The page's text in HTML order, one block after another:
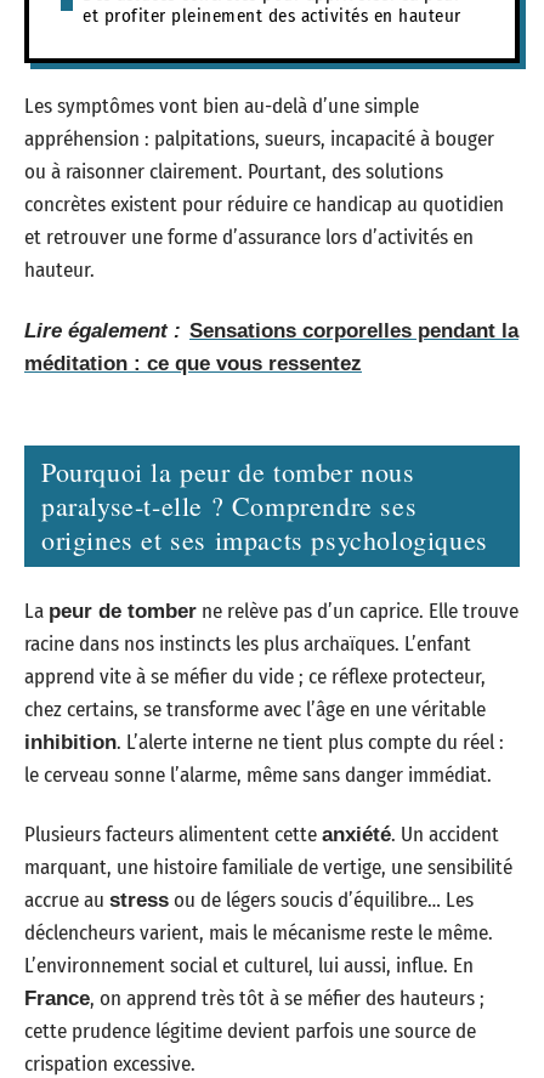
et profiter pleinement des activités en hauteur
Les symptômes vont bien au-delà d’une simple
appréhension : palpitations, sueurs, incapacité à bouger
ou à raisonner clairement. Pourtant, des solutions
concrètes existent pour réduire ce handicap au quotidien
et retrouver une forme d’assurance lors d’activités en
hauteur.
Lire également : Sensations corporelles pendant la
méditation : ce que vous ressentez
Pourquoi la peur de tomber nous
paralyse-t-elle ? Comprendre ses
origines et ses impacts psychologiques
La peur de tomber ne relève pas d’un caprice. Elle trouve
racine dans nos instincts les plus archaïques. L’enfant
apprend vite à se méfier du vide ; ce réflexe protecteur,
chez certains, se transforme avec l’âge en une véritable
inhibition. L’alerte interne ne tient plus compte du réel :
le cerveau sonne l’alarme, même sans danger immédiat.
Plusieurs facteurs alimentent cette anxiété. Un accident
marquant, une histoire familiale de vertige, une sensibilité
accrue au stress ou de légers soucis d’équilibre… Les
déclencheurs varient, mais le mécanisme reste le même.
L’environnement social et culturel, lui aussi, influe. En
France, on apprend très tôt à se méfier des hauteurs ;
cette prudence légitime devient parfois une source de
crispation excessive.